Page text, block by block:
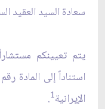
سعادة السيد العقيد
يتم تعيينكم
الإيرانية1
.